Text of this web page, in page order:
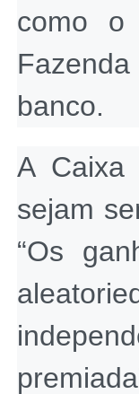
como o
banco.
A Caixa
sejam
“Os